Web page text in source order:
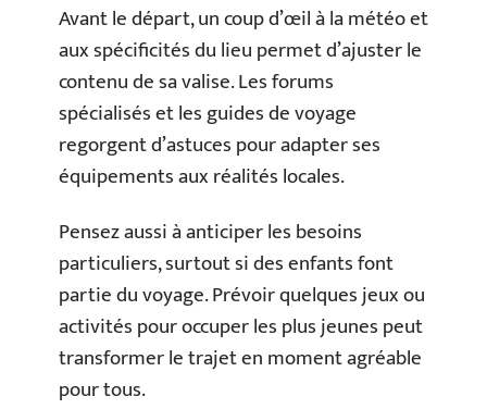
Avant le départ, un coup d’œil à la météo et
aux spécificités du lieu permet d’ajuster le
contenu de sa valise. Les forums
spécialisés et les guides de voyage
regorgent d’astuces pour adapter ses
équipements aux réalités locales.
Pensez aussi à anticiper les besoins
particuliers, surtout si des enfants font
partie du voyage. Prévoir quelques jeux ou
activités pour occuper les plus jeunes peut
transformer le trajet en moment agréable
pour tous.